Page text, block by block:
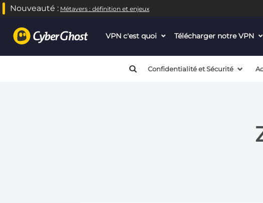
Nouveauté : Métavers : définition et enjeux
VPN c'est quoi
dropdown
Télécharger notre VPN
Confidentialité et Sécurité